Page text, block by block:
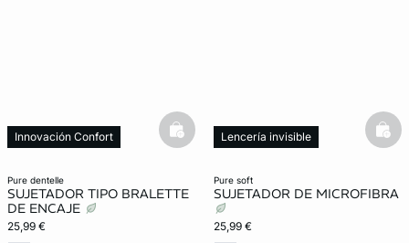
pure dentelle
SUJETADOR TIPO BRALETTE
DE ENCAJE
25,99 €
Innovación Confort basketfull
pure soft
SUJETADOR DE MICROFIBRA
25,99 €
Lencería invisible